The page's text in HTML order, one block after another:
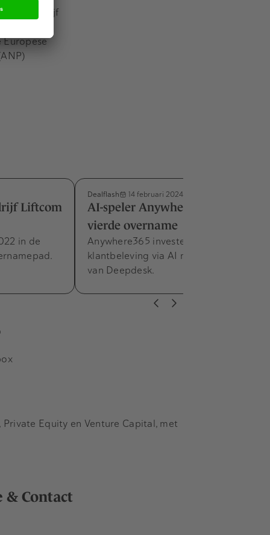
Het bedrijf
Liftcom
in de
Dealflash 14 februari 2024
AI-speler Anywhere365 doet
vierde overname
Anywhere365 investeert in betere
klantbeleving via AI met de overname
van Deepdesk.
& Contact
Equity en Venture Capital, met